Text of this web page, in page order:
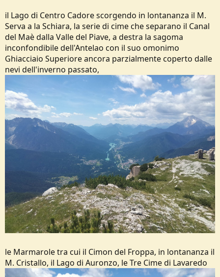
il Lago di Centro Cadore scorgendo in lontananza il M.
Serva a la Schiara, la serie di cime che separano il Canal
del Maè dalla Valle del Piave, a destra la sagoma
inconfondibile dell'Antelao con il suo omonimo
Ghiacciaio Superiore ancora parzialmente coperto dalle
nevi dell'inverno passato,
le Marmarole tra cui il Cimon del Froppa, in lontananza il
M. Cristallo, il Lago di Auronzo, le Tre Cime di Lavaredo